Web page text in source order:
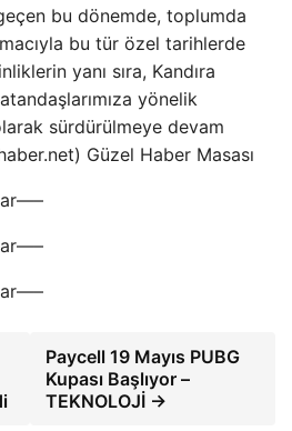
bu dönemde, toplumda
bu tür özel tarihlerde
yanı sıra, Kandıra
yönelik
sürdürülmeye devam
Güzel Haber Masası
Paycell 19 Mayıs PUBG
Kupası Başlıyor –
TEKNOLOJİ →